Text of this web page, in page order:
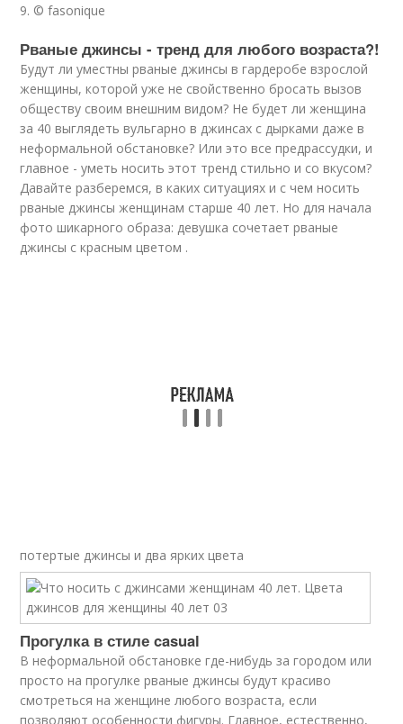
9. © fasonique
Рваные джинсы - тренд для любого возраста?!
Будут ли уместны рваные джинсы в гардеробе взрослой
женщины, которой уже не свойственно бросать вызов
обществу своим внешним видом? Не будет ли женщина
за 40 выглядеть вульгарно в джинсах с дырками даже в
неформальной обстановке? Или это все предрассудки, и
главное - уметь носить этот тренд стильно и со вкусом?
Давайте разберемся, в каких ситуациях и с чем носить
рваные джинсы женщинам старше 40 лет. Но для начала
фото шикарного образа: девушка сочетает рваные
джинсы с красным цветом .
потертые джинсы и два ярких цвета
Прогулка в стиле casual
В неформальной обстановке где-нибудь за городом или
просто на прогулке рваные джинсы будут красиво
смотреться на женщине любого возраста, если
позволяют особенности фигуры. Главное, естественно,